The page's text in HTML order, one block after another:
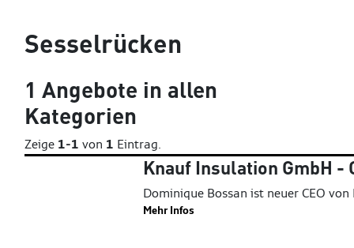
Sesselrücken
1 Angebote in allen
Kategorien
Zeige 1-1 von 1 Eintrag.
Knauf Insulation GmbH -
Dominique Bossan ist neuer CEO
Mehr Infos